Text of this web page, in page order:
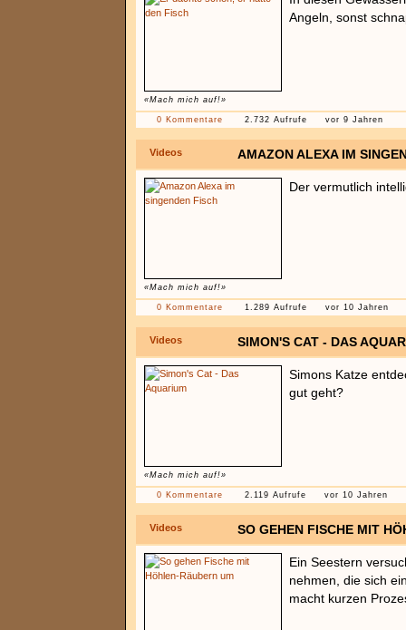
«Mach mich auf!»
Angeln, sonst
0 Kommentare 2.732 Aufrufe vor 9 Jahren
Videos AMAZON ALEXA IM
«Mach mich auf!»
Der vermutlich
0 Kommentare 1.289 Aufrufe vor 10 Jahren
Videos SIMON'S CAT - DAS
«Mach mich auf!»
Simons Katze
gut geht?
0 Kommentare 2.119 Aufrufe vor 10 Jahren
Videos SO GEHEN FISCHE MIT
Ein Seestern
nehmen, die sich
macht kurzen